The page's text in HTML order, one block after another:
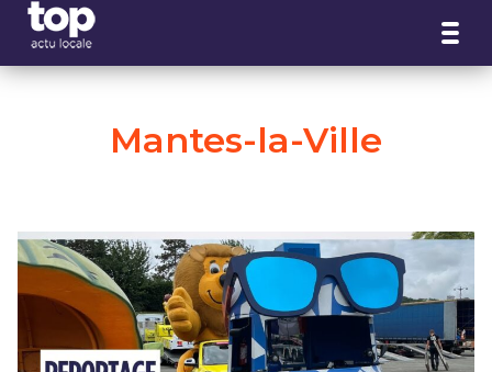
Mantes-la-Ville
Panneau de gestion des cookies